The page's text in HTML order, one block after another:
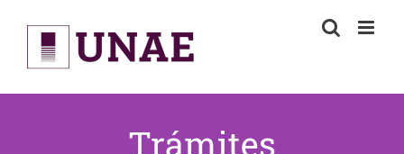
content
Trámites